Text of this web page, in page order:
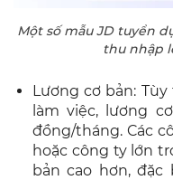
Một số mẫu JD tuyển
thu nhập
Lương cơ bản:
làm việc, lương
đồng/tháng. Các
hoặc công ty lớn
bản cao hơn,